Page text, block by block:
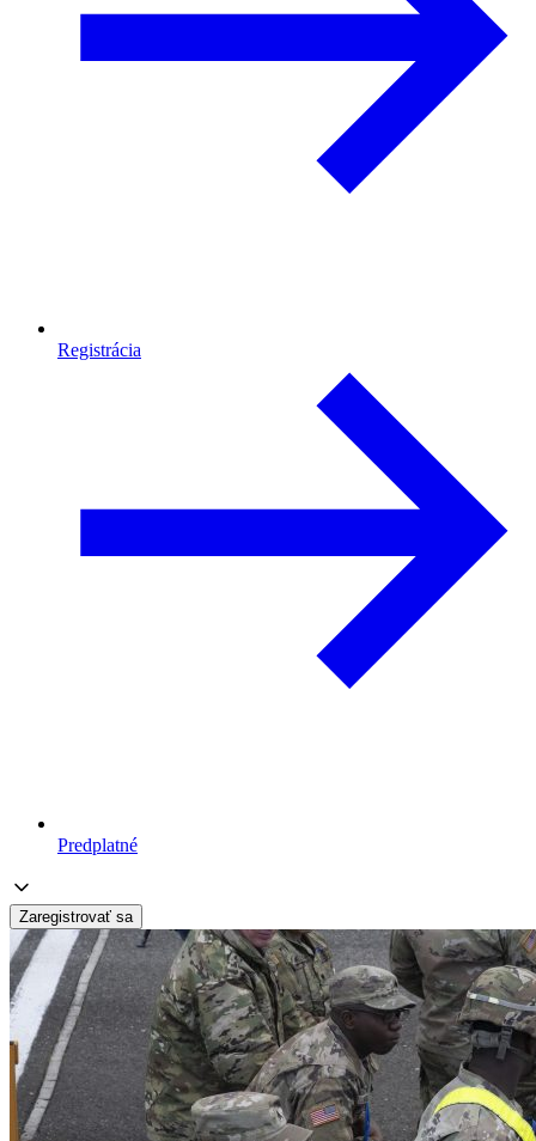
Registrácia
Predplatné
Zaregistrovať sa